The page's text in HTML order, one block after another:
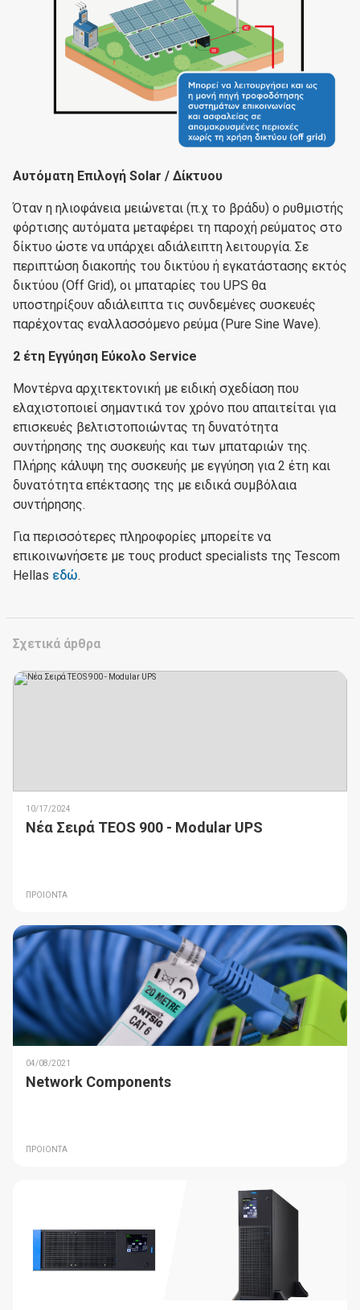
Αυτόματη Επιλογή Solar / Δίκτυου
Όταν η ηλιοφάνεια μειώνεται (π.χ το βράδυ) ο ρυθμιστής
φόρτισης αυτόματα μεταφέρει τη παροχή ρεύματος στο
δίκτυο ώστε να υπάρχει αδιάλειπτη λειτουργία. Σε
περιπτώση διακοπής του δικτύου ή εγκατάστασης εκτός
δικτύου (Off Grid), οι μπαταρίες του UPS θα
υποστηρίξουν αδιάλειπτα τις συνδεμένες συσκευές
παρέχοντας εναλλασσόμενο ρεύμα (Pure Sine Wave).
2 έτη Εγγύηση Εύκολο Service
Μοντέρνα αρχιτεκτονική με ειδική σχεδίαση που
ελαχιστοποιεί σημαντικά τον χρόνο που απαιτείται για
επισκευές βελτιστοποιώντας τη δυνατότητα
συντήρησης της συσκευής και των μπαταριών της.
Πλήρης κάλυψη της συσκευής με εγγύηση για 2 έτη και
δυνατότητα επέκτασης της με ειδικά συμβόλαια
συντήρησης.
Για περισσότερες πληροφορίες μπορείτε να
επικοινωνήσετε με τους product specialists της Tescom
Hellas εδώ.
Σχετικά άpθρα
10/17/2024
Νέα Σειρά TEOS 900 - Modular UPS
ΠΡΟΙΟΝΤΑ
04/08/2021
Network Components
ΠΡΟΙΟΝΤΑ